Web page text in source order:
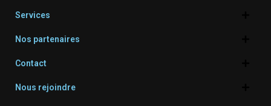
Services
Nos partenaires
Contact
Nous rejoindre